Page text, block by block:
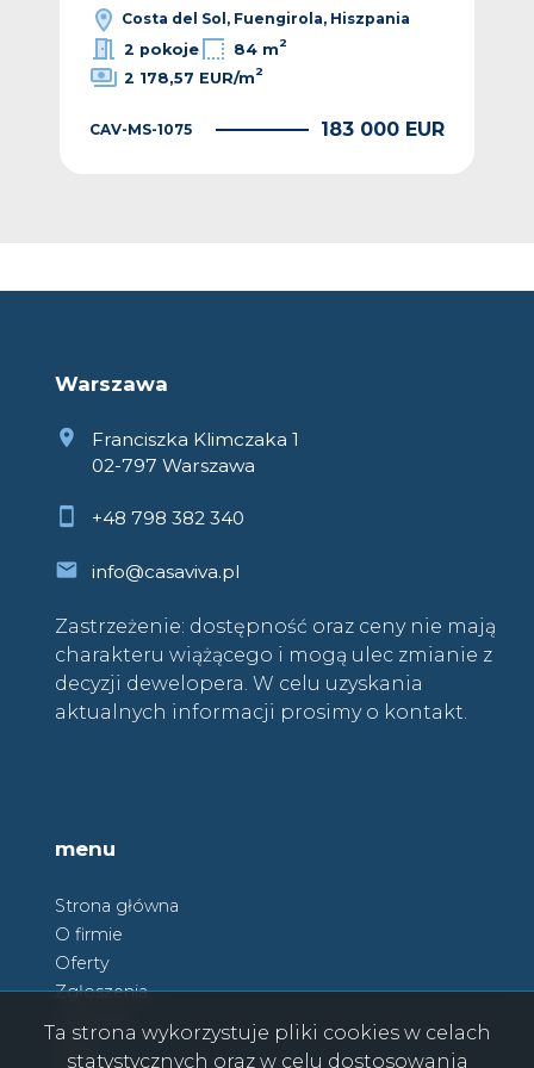
Costa del Sol, Fuengirola, Hiszpania
2 pokoje
84 m2
2 178,57 EUR/m2
CAV-MS-1075 183 000 EUR
Warszawa
Franciszka Klimczaka 1
02-797 Warszawa
+48 798 382 340
info@casaviva.pl
Zastrzeżenie: dostępność oraz ceny nie mają
charakteru wiążącego i mogą ulec zmianie z
decyzji dewelopera. W celu uzyskania
aktualnych informacji prosimy o kontakt.
menu
Strona główna
O firmie
Oferty
Zgłoszenia
Ta strona wykorzystuje pliki cookies w celach
statystycznych oraz w celu dostosowania